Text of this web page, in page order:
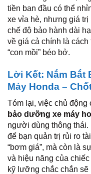
tiền ban đầu có thể
xe vỉa hè, nhưng giá
chế độ bảo hành dài
về giá cả chính là
“con mồi” béo bở.
Lời Kết: Nắm Bắt
Máy Honda –
Tóm lại, việc chủ động
bảo dưỡng xe máy
người dùng thông thái.
để bạn quản trị rủi ro
“bơm giá”, mà còn là
và hiệu năng của
kỹ lưỡng chắc chắn